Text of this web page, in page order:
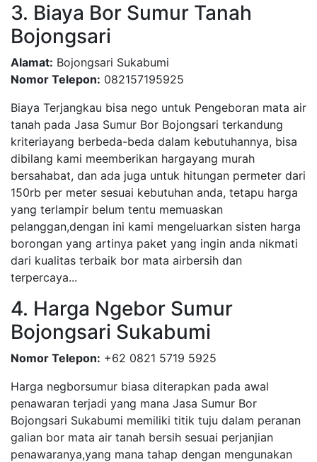
3. Biaya Bor Sumur Tanah
Bojongsari
Alamat: Bojongsari Sukabumi
Nomor Telepon: 082157195925
Biaya Terjangkau bisa nego untuk Pengeboran mata air
tanah pada Jasa Sumur Bor Bojongsari terkandung
kriteriayang berbeda-beda dalam kebutuhannya, bisa
dibilang kami meemberikan hargayang murah
bersahabat, dan ada juga untuk hitungan permeter dari
150rb per meter sesuai kebutuhan anda, tetapu harga
yang terlampir belum tentu memuaskan
pelanggan,dengan ini kami mengeluarkan sisten harga
borongan yang artinya paket yang ingin anda nikmati
dari kualitas terbaik bor mata airbersih dan
terpercaya...
4. Harga Ngebor Sumur
Bojongsari Sukabumi
Nomor Telepon: +62 0821 5719 5925
Harga negborsumur biasa diterapkan pada awal
penawaran terjadi yang mana Jasa Sumur Bor
Bojongsari Sukabumi memiliki titik tuju dalam peranan
galian bor mata air tanah bersih sesuai perjanjian
penawaranya,yang mana tahap dengan mengunakan